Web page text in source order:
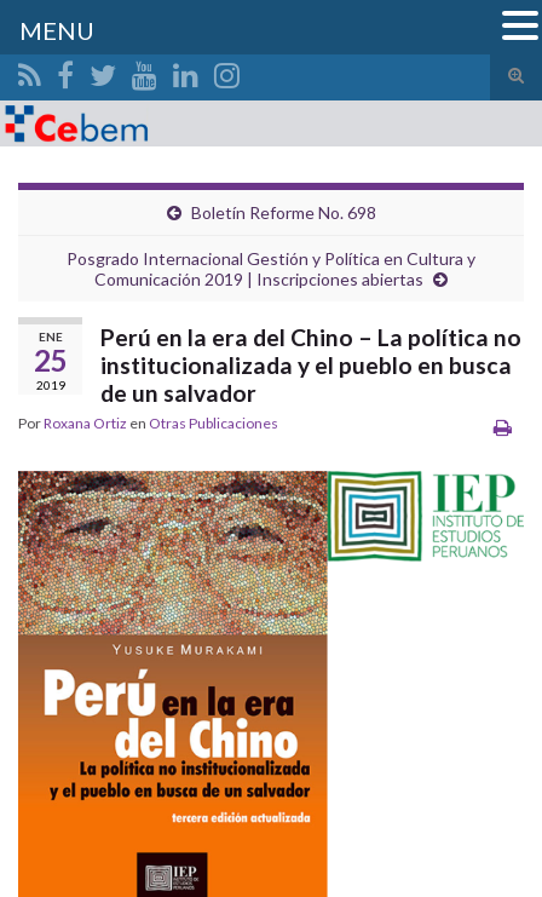
el
Search for:
Boletín Reforme No. 698
Posgrado Internacional Gestión y Política en Cultura y
Comunicación 2019 | Inscripciones abiertas
ENE
25
2019
Perú en la era del Chino – La política no
institucionalizada y el pueblo en busca
de un salvador
PorRoxana Ortiz en Otras Publicaciones
MENU